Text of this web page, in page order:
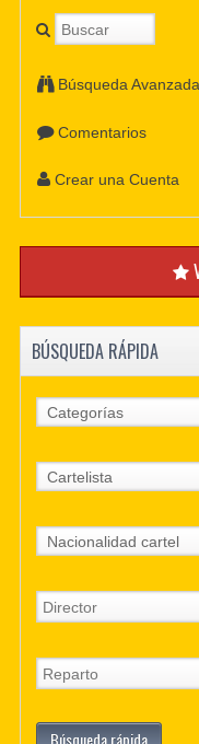
Búsqueda Avanzada
Comentarios
Crear una Cuenta
BÚSQUEDA RÁPIDA